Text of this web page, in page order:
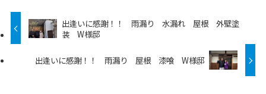
出逢いに感謝！！ 雨漏り 水漏れ 屋根 外壁塗
装 W様邸
出逢いに感謝！！ 雨漏り 屋根 漆喰 W様邸